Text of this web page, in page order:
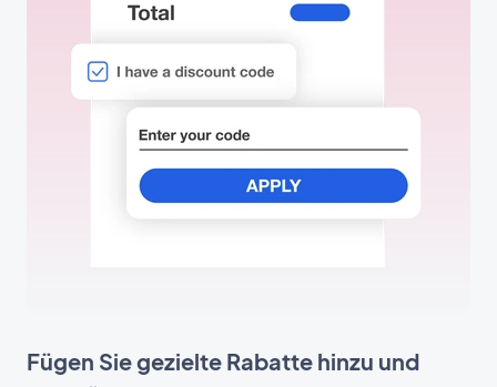
Fügen Sie gezielte Rabatte hinzu und